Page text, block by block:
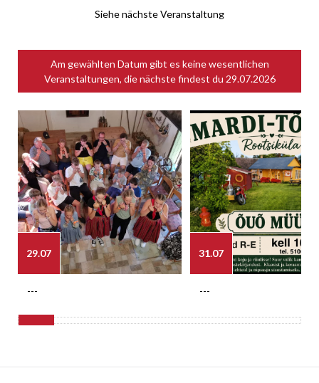
Siehe nächste Veranstaltung
Am gewählten Datum gibt es keine wesentlichen
Veranstaltungen, die nächste findest du 29.07.2026
29.07
---
31.07
---